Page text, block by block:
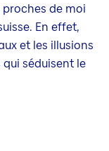
proches de moi
En effet,
et les illusions
séduisent le